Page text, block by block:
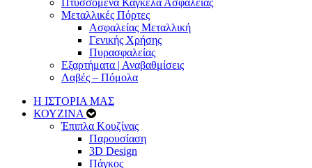
Πτυσσόμενα Κάγκελα Ασφαλείας
Μεταλλικές Πόρτες
Ασφαλείας Μεταλλική
Γενικής Χρήσης
Πυρασφαλείας
Εξαρτήματα | Αναβαθμίσεις
Λαβές – Πόμολα
Η ΙΣΤΟΡΙΑ ΜΑΣ
ΚΟΥΖΙΝΑ
Έπιπλα Κουζίνας
Παρουσίαση
3D Design
Πάγκος